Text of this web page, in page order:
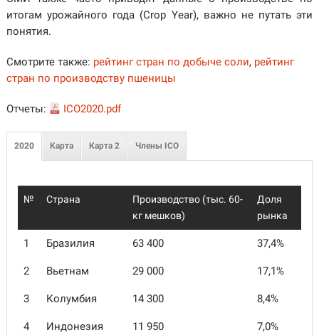
итогам урожайного года (Crop Year), важно не путать эти
понятия.
Смотрите также: рейтинг стран по добыче соли, рейтинг
стран по производству пшеницы
Отчеты: ICO2020.pdf
2020 Карта Карта 2 Члены ICO
№ Страна
Производство (тыс. 60-
кг мешков)
Доля
рынка
1 Бразилия 63 400 37,4%
2 Вьетнам 29 000 17,1%
3 Колумбия 14 300 8,4%
4 Индонезия 11 950 7,0%